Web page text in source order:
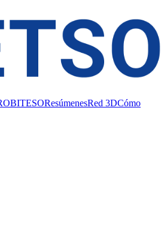
BITESOResúmenesRed 3DCómo